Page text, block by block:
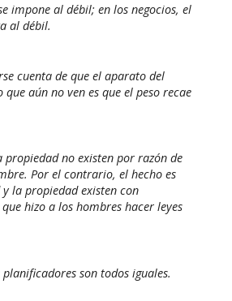
impone al débil; en los negocios, el
al débil.
cuenta de que el aparato del
que aún no ven es que el peso recae
no existen por razón de
Por el contrario, el hecho es
la propiedad existen con
hizo a los hombres hacer leyes
son todos iguales.